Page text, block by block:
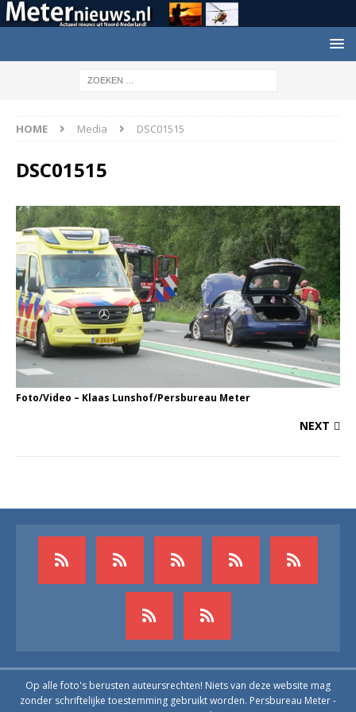
HOME Media DSC01515
DSC01515
Foto/Video – Klaas Lunshof/Persbureau Meter
NEXT
Op alle foto's berusten auteursrechten! Niets van deze website mag
zonder schriftelijke toestemming gebruikt worden. Persbureau Meter -